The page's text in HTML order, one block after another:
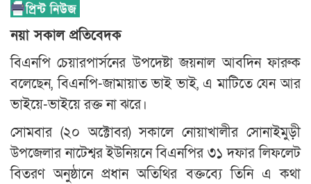
নয়া সকাল প্রতিবেদক
বিএনপি চেয়ারপার্সনের উপদেষ্টা জয়নাল আবদিন ফারুক
বলেছেন, বিএনপি-জামায়াত ভাই ভাই, এ মাটিতে যেন আর
ভাইয়ে-ভাইয়ে রক্ত না ঝরে।
সোমবার (২০ অক্টোবর) সকালে নোয়াখালীর সোনাইমুড়ী
উপজেলার নাটেশ্বর ইউনিয়নে বিএনপির ৩১ দফার লিফলেট
বিতরণ অনুষ্ঠানে প্রধান অতিথির বক্তব্যে তিনি এ কথা